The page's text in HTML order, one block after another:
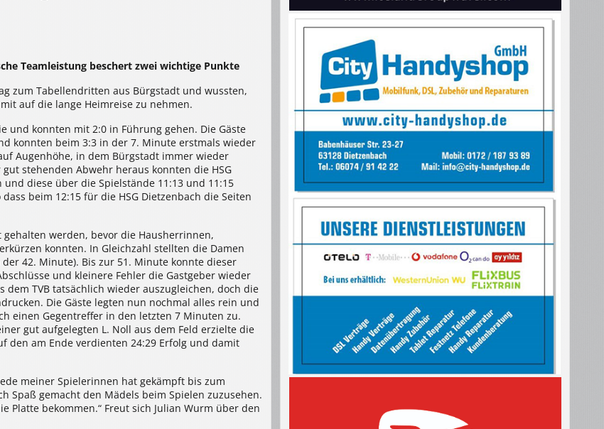
Teamleistung beschert zwei wichtige Punkte
zum Tabellendritten aus Bürgstadt und wussten,
auf die lange Heimreise zu nehmen.
und konnten mit 2:0 in Führung gehen. Die Gäste
konnten beim 3:3 in der 7. Minute erstmals wieder
Augenhöhe, in dem Bürgstadt immer wieder
stehenden Abwehr heraus konnten die HSG
diese über die Spielstände 11:13 und 11:15
beim 12:15 für die HSG Dietzenbach die Seiten
werden, bevor die Hausherrinnen,
konnten. In Gleichzahl stellten die Damen
42. Minute). Bis zur 51. Minute konnte dieser
und kleinere Fehler die Gastgeber wieder
TVB tatsächlich wieder auszugleichen, doch die
Die Gäste legten nun nochmal alles rein und
einen Gegentreffer in den letzten 7 Minuten zu.
gut aufgelegten L. Noll aus dem Feld erzielte die
den am Ende verdienten 24:29 Erfolg und damit
meiner Spielerinnen hat gekämpft bis zum
Spaß gemacht den Mädels beim Spielen zuzusehen.
Platte bekommen.“ Freut sich Julian Wurm über den